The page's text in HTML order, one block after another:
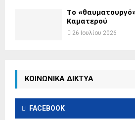
Το
Καματερού
26 Ιουλίου 2026
ΚΟΙΝΩΝΙΚΑ ΔΙΚΤΥΑ
FACEBOOK